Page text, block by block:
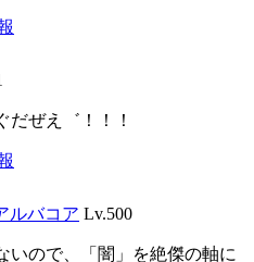
だぜえ゛！！！
ルバコア Lv.500
いので、「闇」を絶傑の軸に